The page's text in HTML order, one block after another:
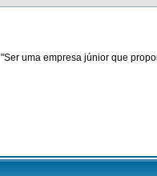
"Ser uma empresa júnior que